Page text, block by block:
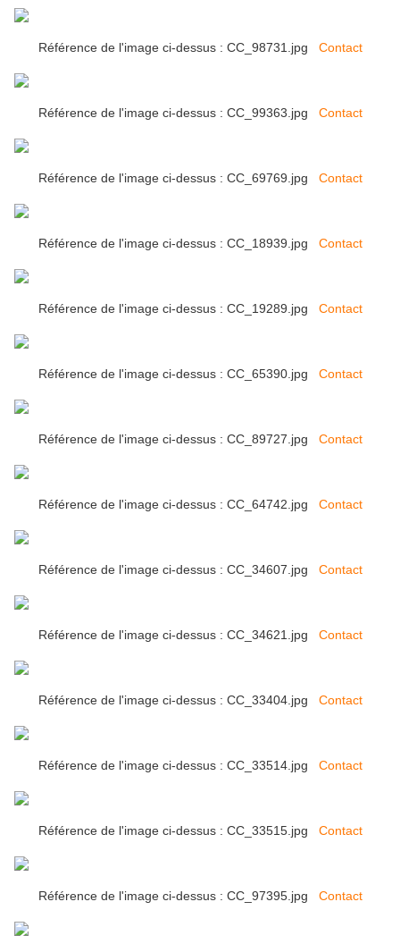
Référence de l'image ci-dessus : CC_98731.jpg Contact
Référence de l'image ci-dessus : CC_99363.jpg Contact
Référence de l'image ci-dessus : CC_69769.jpg Contact
Référence de l'image ci-dessus : CC_18939.jpg Contact
Référence de l'image ci-dessus : CC_19289.jpg Contact
Référence de l'image ci-dessus : CC_65390.jpg Contact
Référence de l'image ci-dessus : CC_89727.jpg Contact
Référence de l'image ci-dessus : CC_64742.jpg Contact
Référence de l'image ci-dessus : CC_34607.jpg Contact
Référence de l'image ci-dessus : CC_34621.jpg Contact
Référence de l'image ci-dessus : CC_33404.jpg Contact
Référence de l'image ci-dessus : CC_33514.jpg Contact
Référence de l'image ci-dessus : CC_33515.jpg Contact
Référence de l'image ci-dessus : CC_97395.jpg Contact